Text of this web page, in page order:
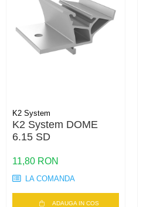
K2 System
K2 System DOME
6.15 SD
11,80 RON
LA COMANDA
ADAUGA IN COS